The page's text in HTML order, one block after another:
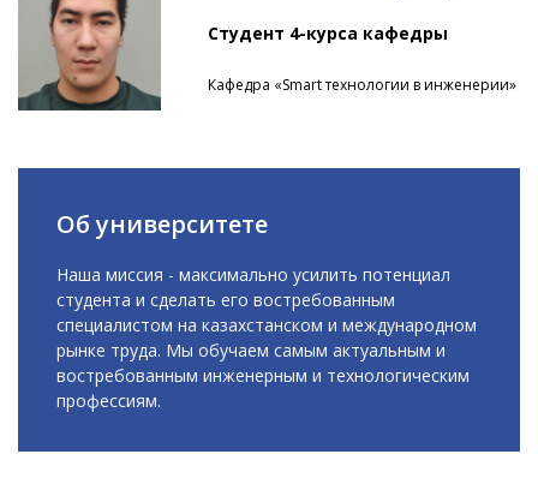
Студент 4-курса кафедры
Кафедра «Smart технологии в инженерии»
Об университете
Наша миссия - максимально усилить потенциал
студента и сделать его востребованным
специалистом на казахстанском и международном
рынке труда. Мы обучаем самым актуальным и
востребованным инженерным и технологическим
профессиям.